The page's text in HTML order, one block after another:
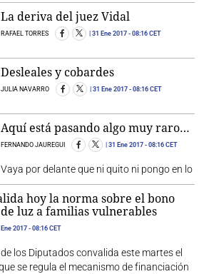
La deriva del juez Vidal
RAFAEL TORRES 31 Ene 2017 - 08:16 CET
Desleales y cobardes
JULIA NAVARRO 31 Ene 2017 - 08:16 CET
Aquí está pasando algo muy raro…
FERNANDO JAUREGUI 31 Ene 2017 - 08:16 CET
Vaya por delante que ni quito ni pongo en lo
hoy la norma sobre el bono
luz a familias vulnerables
2017 - 08:16 CET
los Diputados convalida este martes el
se regula el mecanismo de financiación